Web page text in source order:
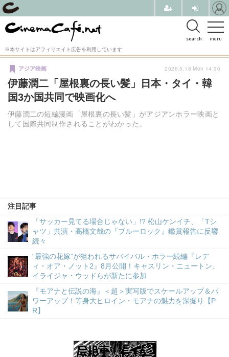
menu
search
※本サイトはアフィリエイト広告を利用しています
伊藤潤二「屋根裏の長い髪」日本・タイ・韓
国3か国共同で映画化へ
伊藤潤二の短編漫画「屋根裏の長い髪」がアジアンホラー映画と
して国際共同制作されることがわかった。
アジア映画
注目記事
「サッカー見てる場合じゃない」!? 松山ケンイチ、「Tシ
ャツ」共演・高橋文哉の『ブルーロック』鑑賞報告に反響
続々
“最強の花嫁”が狙われるサバイバル・ホラー続編『レデ
ィ・オア・ノット2』8月公開！キャスリン・ニュートン、
イライジャ・ウッドらが新たに参加
『モアナと伝説の海』＜超＞実写版でスケールアップ＆パ
ワーアップ！等身大ヒロイン・モアナの魅力を深掘り【P
R】
2026.5.18 Mon 14:30